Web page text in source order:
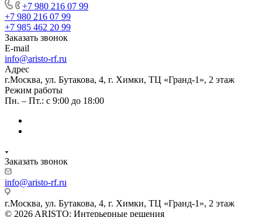
+7 980 216 07 99
+7 980 216 07 99
+7 985 462 20 99
Заказать звонок
E-mail
info@aristo-rf.ru
Адрес
г.Москва, ул. Бутакова, 4, г. Химки, ТЦ «Гранд-1», 2 этаж
Режим работы
Пн. – Пт.: с 9:00 до 18:00
Заказать звонок
info@aristo-rf.ru
г.Москва, ул. Бутакова, 4, г. Химки, ТЦ «Гранд-1», 2 этаж
© 2026 ARISTO: Интерьерные решения